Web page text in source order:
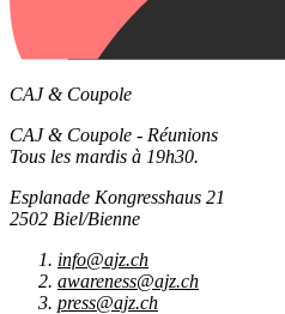
CAJ & Coupole
CAJ & Coupole - Réunions
Tous les mardis à 19h30.
Esplanade Kongresshaus 21
2502 Biel/Bienne
info@ajz.ch
awareness@ajz.ch
press@ajz.ch